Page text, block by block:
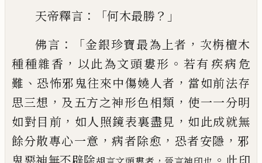
天帝釋言 ：「何木最勝 ？」
佛言 ：「金銀珍寶最為上者 ， 次栴檀木
種種雜香 ， 以此為文頭婁形 。 若有 疾病 危
難 、 恐怖邪鬼往來中傷嬈人者 ， 當如前法存
思三想 ， 及五方之神形色相類 ， 使一一分明
如對目前 ， 如人照鏡表裏盡見 ， 如此成就無
餘分散專心一意 ， 病者除愈 ， 恐者安隱 ， 邪